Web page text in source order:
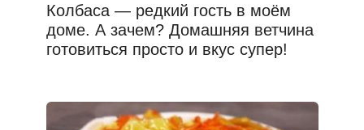
Колбаса — редкий гость в моём
доме. А зачем? Домашняя ветчина
готовиться просто и вкус супер!